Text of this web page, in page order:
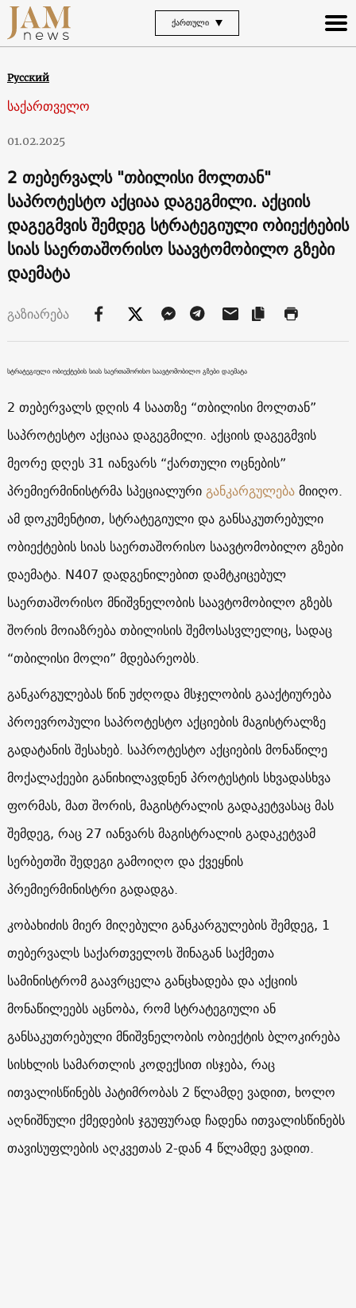
ᲥᲐᲠᲗᲣᲚᲘ
Русский
საქართველო
01.02.2025
2 თებერვალს "თბილისი მოლთან"
საპროტესტო აქციაა დაგეგმილი. აქციის
დაგეგმვის შემდეგ სტრატეგიული ობიექტების
სიას საერთაშორისო საავტომობილო გზები
დაემატა
გაზიარება
სტრატეგიული ობიექტების სიას საერთაშორისო საავტომობილო გზები დაემატა
2 თებერვალს დღის 4 საათზე “თბილისი მოლთან”
საპროტესტო აქციაა დაგეგმილი. აქციის დაგეგმვის
მეორე დღეს 31 იანვარს “ქართული ოცნების”
პრემიერმინისტრმა სპეციალურიგანკარგულებამიიღო.
ამ დოკუმენტით, სტრატეგიული და განსაკუთრებული
ობიექტების სიას საერთაშორისო საავტომობილო გზები
დაემატა. N407 დადგენილებით დამტკიცებულ
საერთაშორისო მნიშვნელობის საავტომობილო გზებს
შორის მოიაზრება თბილისის შემოსასვლელიც, სადაც
“თბილისი მოლი” მდებარეობს.
განკარგულებას წინ უძღოდა მსჯელობის გააქტიურება
პროევროპული საპროტესტო აქციების მაგისტრალზე
გადატანის შესახებ. საპროტესტო აქციების მონაწილე
მოქალაქეები განიხილავდნენ პროტესტის სხვადასხვა
ფორმას, მათ შორის, მაგისტრალის გადაკეტვასაც მას
შემდეგ, რაც 27 იანვარს მაგისტრალის გადაკეტვამ
სერბეთში შედეგი გამოიღო და ქვეყნის
პრემიერმინისტრი გადადგა.
კობახიძის მიერ მიღებული განკარგულების შემდეგ, 1
თებერვალს საქართველოს შინაგან საქმეთა
სამინისტრომ გაავრცელა განცხადება და აქციის
მონაწილეებს აცნობა, რომ სტრატეგიული ან
განსაკუთრებული მნიშვნელობის ობიექტის ბლოკირება
სისხლის სამართლის კოდექსით ისჯება, რაც
ითვალისწინებს პატიმრობას 2 წლამდე ვადით, ხოლო
აღნიშნული ქმედების ჯგუფურად ჩადენა ითვალისწინებს
თავისუფლების აღკვეთას 2-დან 4 წლამდე ვადით.